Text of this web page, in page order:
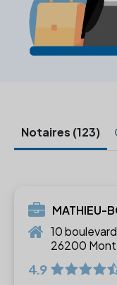
Notaires (123)
MATHIEU-
10
26200
4.9